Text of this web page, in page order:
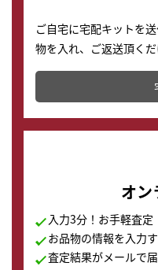
ご自宅に宅配キットを
物を入れ、ご返送頂く
テムです。
配送でも簡単&安全に
す。
オン
入力3分！お手軽査定
お品物の情報を入力
査定結果がメールで